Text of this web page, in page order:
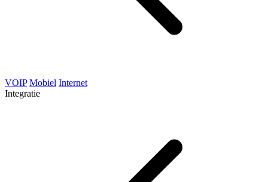
VOIP Mobiel Internet
Integratie